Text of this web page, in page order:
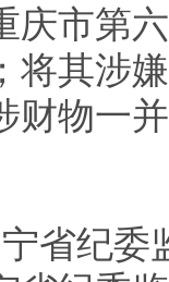
庆市第
将其涉
财物一并
省纪委